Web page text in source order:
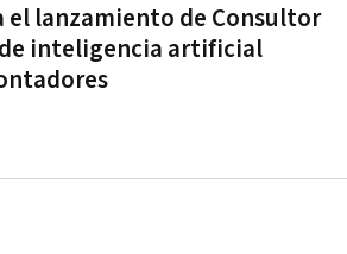
el lanzamiento de Consultor
inteligencia artificial